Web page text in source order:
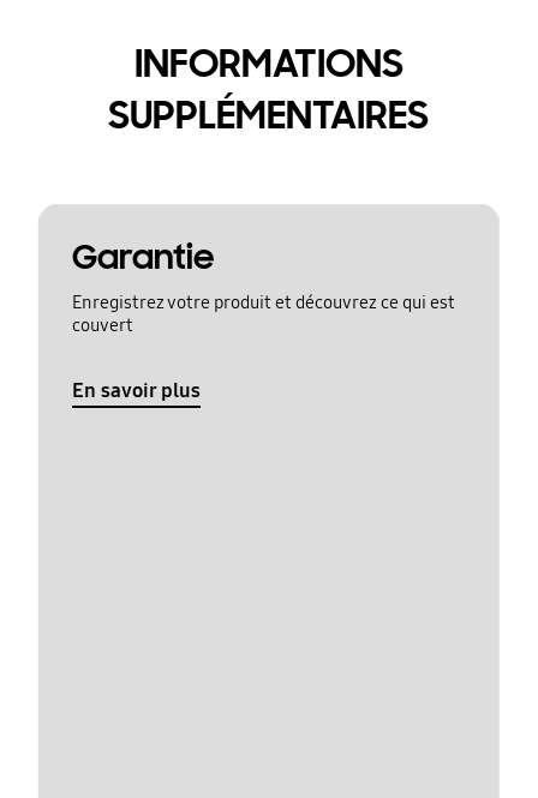
INFORMATIONS
SUPPLÉMENTAIRES
Garantie
Enregistrez votre produit et découvrez ce qui est
couvert
En savoir plus